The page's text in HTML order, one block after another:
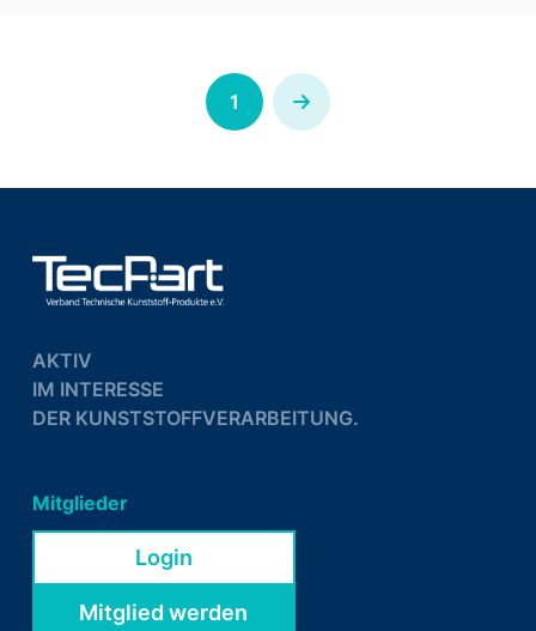
1 Next
AKTIV
IM INTERESSE
DER KUNSTSTOFFVERARBEITUNG.
Mitglieder
Login
Mitglied werden